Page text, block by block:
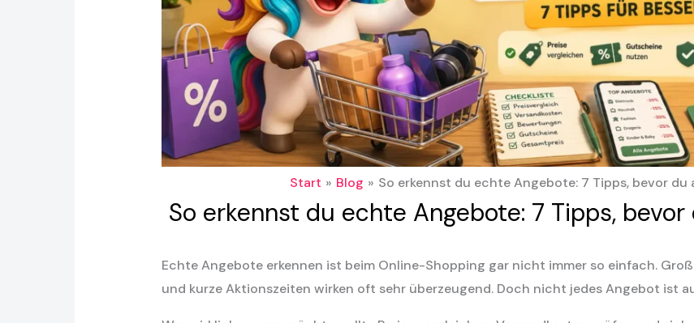
Start Blog So erkennst du echte Angebote: 7 Tipps, bevor du
So erkennst du echte Angebote: 7 Tipps,
Echte Angebote erkennen ist beim Online-Shopping gar nicht immer so einfach.
und kurze Aktionszeiten wirken oft sehr überzeugend. Doch nicht jedes Angebot ist